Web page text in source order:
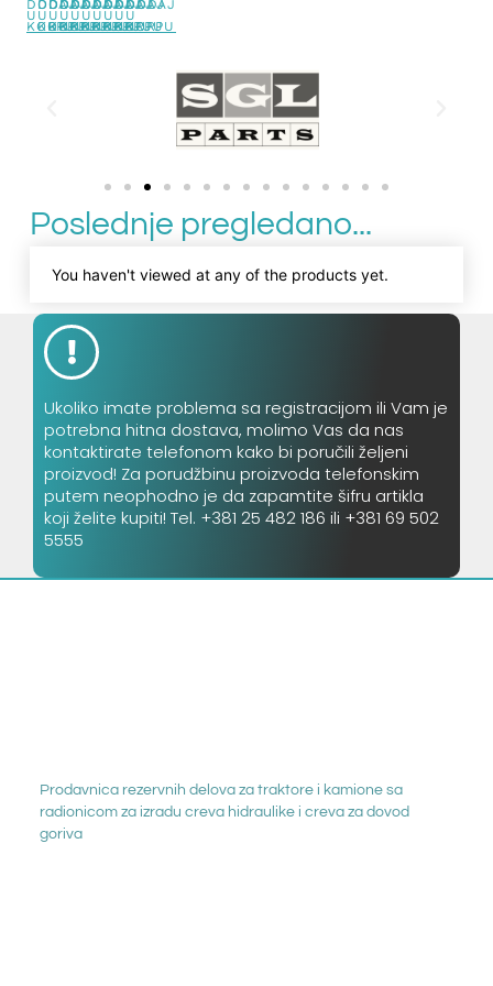
DODAJ
U
KORPU
DODAJ
U
KORPU
DODAJ
U
KORPU
DODAJ
U
KORPU
DODAJ
U
KORPU
DODAJ
U
KORPU
DODAJ
U
KORPU
DODAJ
U
KORPU
DODAJ
U
KORPU
DODAJ
U
KORPU
Poslednje pregledano...
You haven't viewed at any of the products yet.
Ukoliko imate problema sa registracijom ili Vam je
potrebna hitna dostava, molimo Vas da nas
kontaktirate telefonom kako bi poručili željeni
proizvod! Za porudžbinu proizvoda telefonskim
putem neophodno je da zapamtite šifru artikla
koji želite kupiti! Tel. +381 25 482 186 ili +381 69 502
5555
Prodavnica rezervnih delova za traktore i kamione sa
radionicom za izradu creva hidraulike i creva za dovod
goriva